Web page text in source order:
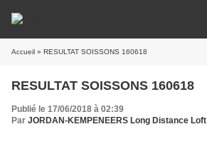
Accueil » RESULTAT SOISSONS 160618
RESULTAT SOISSONS 160618
Publié le 17/06/2018 à 02:39
Par JORDAN-KEMPENEERS Long Distance Loft